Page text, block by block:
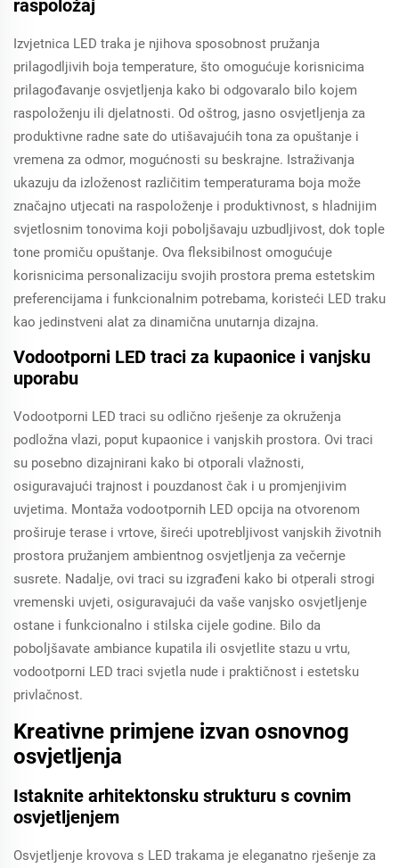
raspoložaj
Izvjetnica LED traka je njihova sposobnost pružanja
prilagodljivih boja temperature, što omogućuje korisnicima
prilagođavanje osvjetljenja kako bi odgovaralo bilo kojem
raspoloženju ili djelatnosti. Od oštrog, jasno osvjetljenja za
produktivne radne sate do utišavajućih tona za opuštanje i
vremena za odmor, mogućnosti su beskrajne. Istraživanja
ukazuju da izloženost različitim temperaturama boja može
značajno utjecati na raspoloženje i produktivnost, s hladnijim
svjetlosnim tonovima koji poboljšavaju uzbudljivost, dok tople
tone promiču opuštanje. Ova fleksibilnost omogućuje
korisnicima personalizaciju svojih prostora prema estetskim
preferencijama i funkcionalnim potrebama, koristeći LED traku
kao jedinstveni alat za dinamična unutarnja dizajna.
Vodootporni LED traci za kupaonice i vanjsku
uporabu
Vodootporni LED traci su odlično rješenje za okruženja
podložna vlazi, poput kupaonice i vanjskih prostora. Ovi traci
su posebno dizajnirani kako bi otporali vlažnosti,
osiguravajući trajnost i pouzdanost čak i u promjenjivim
uvjetima. Montaža vodootpornih LED opcija na otvorenom
proširuje terase i vrtove, šireći upotrebljivost vanjskih životnih
prostora pružanjem ambientnog osvjetljenja za večernje
susrete. Nadalje, ovi traci su izgrađeni kako bi otperali strogi
vremenski uvjeti, osiguravajući da vaše vanjsko osvjetljenje
ostane i funkcionalno i stilska cijele godine. Bilo da
poboljšavate ambiance kupatila ili osvjetlite stazu u vrtu,
vodootporni LED traci svjetla nude i praktičnost i estetsku
privlačnost.
Kreativne primjene izvan osnovnog
osvjetljenja
Istaknite arhitektonsku strukturu s covnim
osvjetljenjem
Osvjetljenje krovova s LED trakama je eleganatno rješenje za